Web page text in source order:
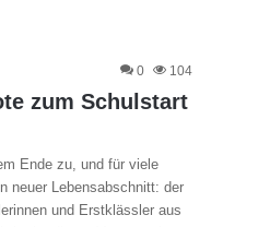
0 104
zum Schulstart
Ende zu, und für viele
neuer Lebensabschnitt: der
und Erstklässler aus